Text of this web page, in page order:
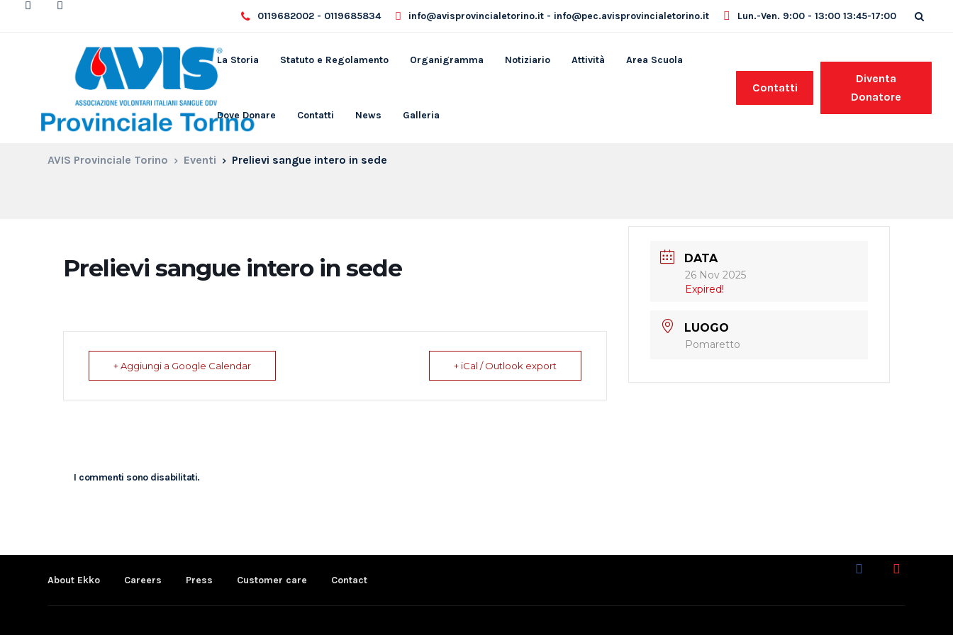
0119682002 - 0119685834 info@avisprovincialetorino.it - info@pec.avisprovincialetorino.it Lun.-Ven. 9:00 - 13:00 13:45-17:00
La Storia Statuto e Regolamento Organigramma Notiziario Attività Area Scuola
Dove Donare Contatti News Galleria
Contatti
Diventa
Donatore
AVIS Provinciale Torino Eventi Prelievi sangue intero in sede
Prelievi sangue intero in sede
+ Aggiungi a Google Calendar + iCal / Outlook export
DATA
26 Nov 2025
Expired!
LUOGO
Pomaretto
I commenti sono disabilitati.
About Ekko Careers Press Customer care Contact